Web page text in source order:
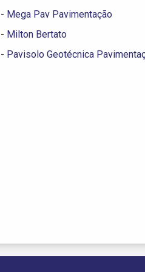
- Mega Pav Pavimentação
- Milton Bertato
- Pavisolo Geotécnica